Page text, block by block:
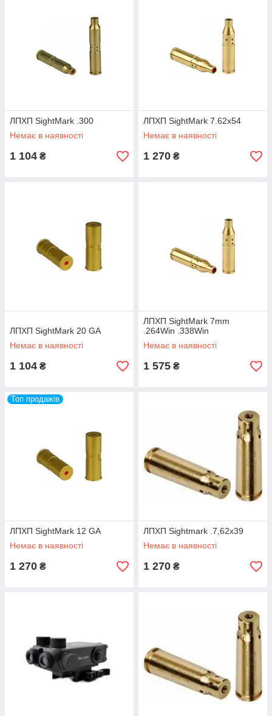
ЛПХП SightMark .300
Немає в наявності
1 104 ₴
ЛПХП SightMark 7.62х54
Немає в наявності
1 270 ₴
ЛПХП SightMark 20 GA
Немає в наявності
1 104 ₴
ЛПХП SightMark 7mm
.264Win .338Win
Немає в наявності
1 575 ₴
Топ продажів
ЛПХП SightMark 12 GA
Немає в наявності
1 270 ₴
ЛПХП Sightmark .7,62х39
Немає в наявності
1 270 ₴